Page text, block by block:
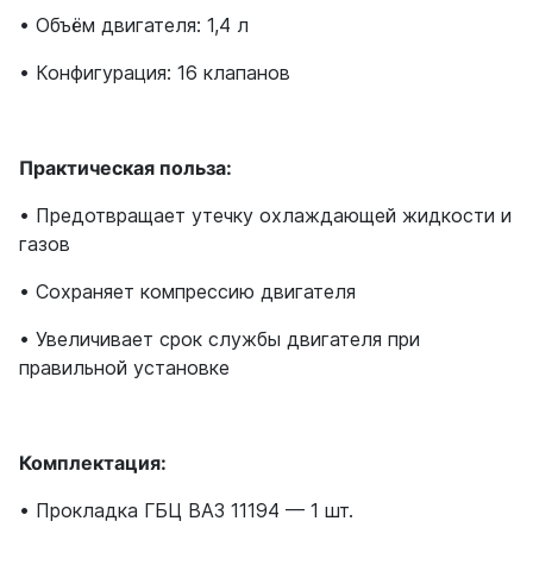
• Объём двигателя: 1,4 л
• Конфигурация: 16 клапанов
Практическая польза:
• Предотвращает утечку охлаждающей жидкости и
газов
• Сохраняет компрессию двигателя
• Увеличивает срок службы двигателя при
правильной установке
Комплектация:
• Прокладка ГБЦ ВАЗ 11194 — 1 шт.